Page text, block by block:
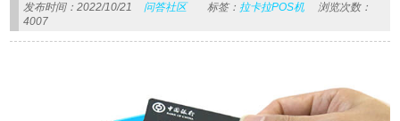
发布时间：2022/10/21 问答社区 标签： 拉卡拉POS机
浏览次数：
4007